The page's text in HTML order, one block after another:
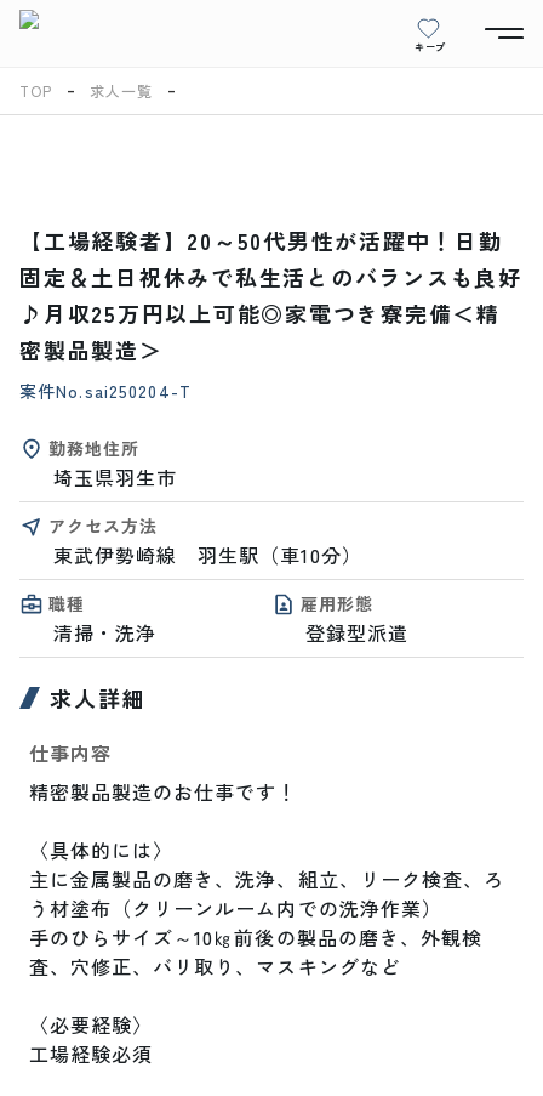
キープ
TOP 求人一覧
【工場経験者】20～50代男性が活躍中！日勤
固定＆土日祝休みで私生活とのバランスも良好
♪月収25万円以上可能◎家電つき寮完備＜精
密製品製造＞
案件No.sai250204-T
勤務地住所
埼玉県羽生市
アクセス方法
東武伊勢崎線　羽生駅（車10分）
職種
清掃・洗浄
雇用形態
登録型派遣
求人詳細
仕事内容
精密製品製造のお仕事です！
〈具体的には〉
主に金属製品の磨き、洗浄、組立、リーク検査、ろ
う材塗布（クリーンルーム内での洗浄作業）
手のひらサイズ～10㎏前後の製品の磨き、外観検
査、穴修正、バリ取り、マスキングなど
〈必要経験〉
工場経験必須